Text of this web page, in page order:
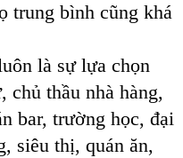
trung bình cũng khá
là sự lựa chọn
chủ thầu nhà hàng,
bar, trường học, đại
siêu thị, quán ăn,